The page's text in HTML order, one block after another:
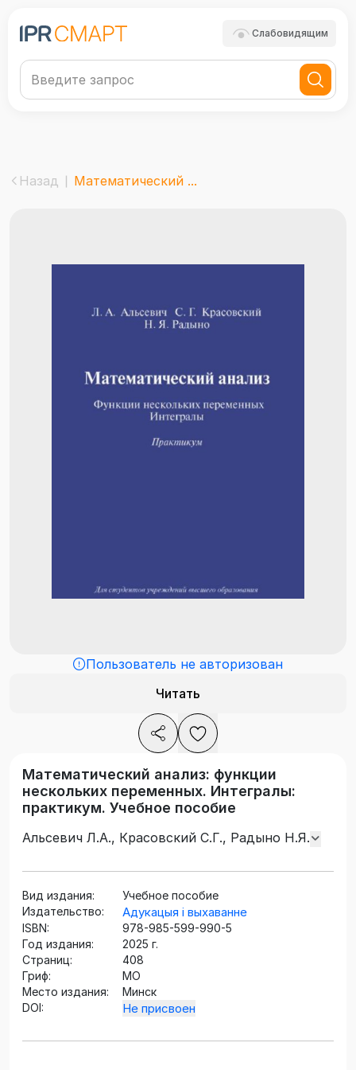
Слабовидящим
Назад Математический ...
Пользователь не авторизован
Читать
Математический анализ: функции
нескольких переменных. Интегралы:
практикум. Учебное пособие
Альсевич Л.А., Красовский С.Г., Радыно Н.Я.
Вид издания:
Учебное пособие
Издательство:
Адукацыя і выхаванне
ISBN:
978-985-599-990-5
Год издания:
2025 г.
Страниц:
408
Гриф:
МО
Место издания:
Минск
DOI:
Не присвоен